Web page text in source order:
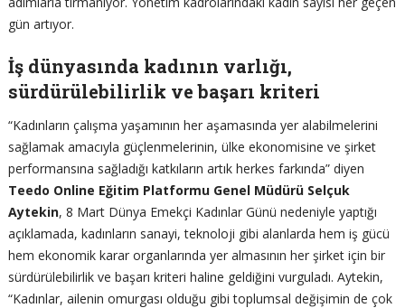
gün artıyor.
İş dünyasında kadının varlığı,
sürdürülebilirlik ve başarı kriteri
“Kadınların çalışma yaşamının her aşamasında yer alabilmelerini
sağlamak amacıyla güçlenmelerinin, ülke ekonomisine ve şirket
performansına sağladığı katkıların artık herkes farkında” diyen
Teedo Online Eğitim Platformu Genel Müdürü Selçuk
Aytekin, 8 Mart Dünya Emekçi Kadınlar Günü nedeniyle yaptığı
açıklamada, kadınların sanayi, teknoloji gibi alanlarda hem iş gücü
hem ekonomik karar organlarında yer almasının her şirket için bir
sürdürülebilirlik ve başarı kriteri haline geldiğini vurguladı. Aytekin,
“Kadınlar, ailenin omurgası olduğu gibi toplumsal değişimin de çok